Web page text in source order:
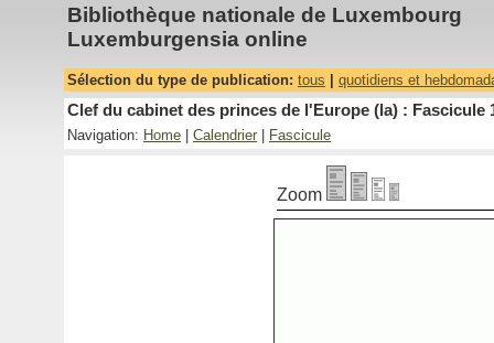
Bibliothèque nationale de Luxembourg
Luxemburgensia online
Sélection du type de publication: tous quotidiens et
Clef du cabinet des princes de l'Europe (la) : Fascicule
Navigation: Home Calendrier Fascicule
Zoom